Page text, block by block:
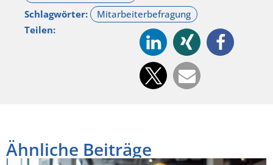
Schlagwörter:
Teilen:
Ähnliche Beiträge